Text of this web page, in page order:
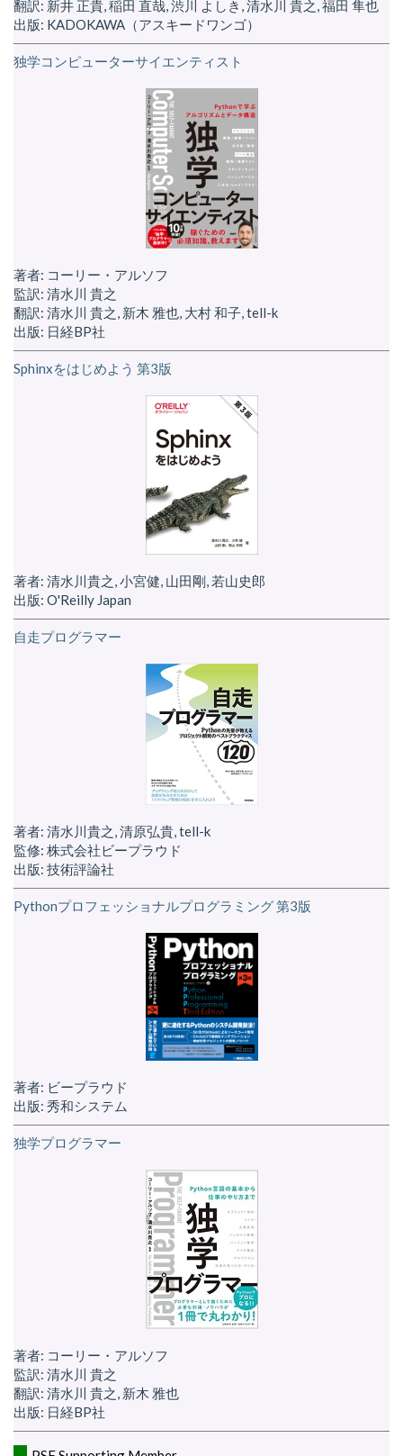
翻訳: 新井 正貴, 稲田 直哉, 渋川 よしき, 清水川 貴之, 福田 隼也
出版: KADOKAWA（アスキードワンゴ）
独学コンピューターサイエンティスト
著者: コーリー・アルソフ
監訳: 清水川 貴之
翻訳: 清水川 貴之, 新木 雅也, 大村 和子, tell-k
出版: 日経BP社
Sphinxをはじめよう 第3版
著者: 清水川貴之, 小宮健, 山田剛, 若山史郎
出版: O'Reilly Japan
自走プログラマー
著者: 清水川貴之, 清原弘貴, tell-k
監修: 株式会社ビープラウド
出版: 技術評論社
Pythonプロフェッショナルプログラミング 第3版
著者: ビープラウド
出版: 秀和システム
独学プログラマー
著者: コーリー・アルソフ
監訳: 清水川 貴之
翻訳: 清水川 貴之, 新木 雅也
出版: 日経BP社